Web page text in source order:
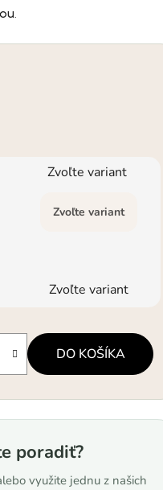
Zvoľte variant
Zvoľte variant
Zvoľte variant
DO KOŠÍKA
poradiť?
využite jednu z našich